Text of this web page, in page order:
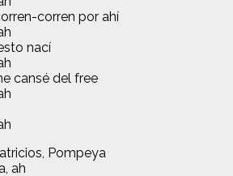
corren por ahí
nací
cansé del free
Pompeya
ah